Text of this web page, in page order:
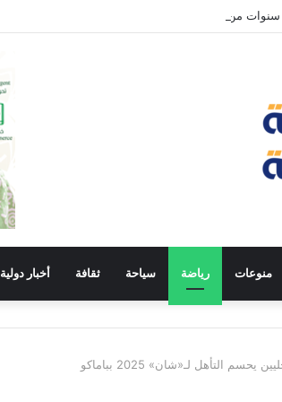
من الانفتاح والانجاز في خدمة الوطن والمواطن.
منوعات رياضة سياحة ثقافة أخبار دولية
التأهل لـ«شان» 2025 بباماكو